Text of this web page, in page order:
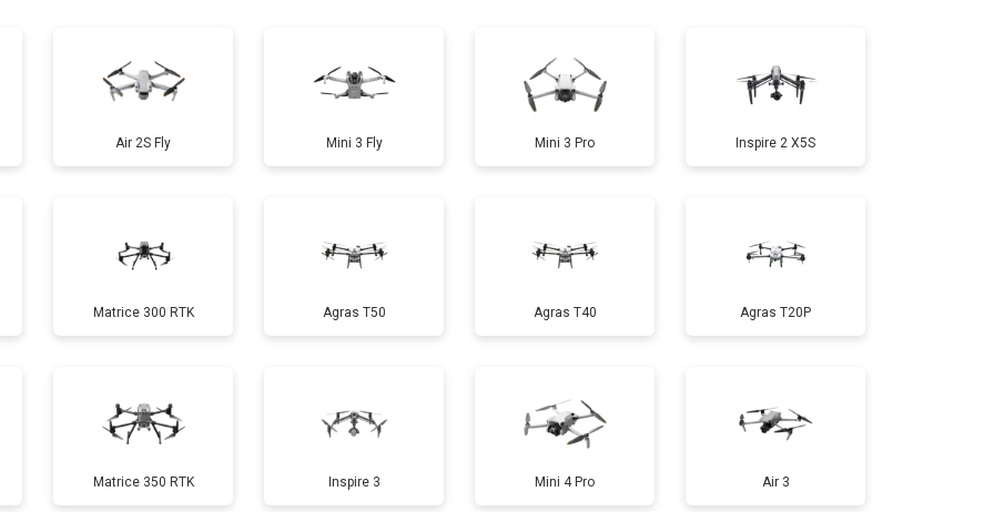
от 50 мин от 1500 ₽ Заказать
от 60 мин от 1600 ₽ Заказать
от 40 мин от 1000 ₽ Заказать
от 70 мин от 1800 ₽ Заказать
от 2800 ₽
Air 2S Fly Mini 3 Fly Mini 3 Pro Inspire 2 X5S
Matrice 300 RTK Agras T50 Agras T40 Agras T20P
Matrice 350 RTK Inspire 3 Mini 4 Pro Air 3